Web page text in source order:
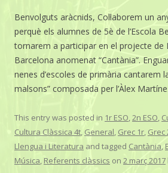
Benvolguts aràcnids, Col·laborem un
perquè els alumnes de 5è de l’Escola
tornarem a participar en el projecte de
Barcelona anomenat “Cantània”.
nenes d’escoles de primària cantarem
malsons” composada per l’Àlex
This entry was posted in 1r ESO,2n ESO,
Cultura Clàssica 4t, General, Grec 1r, Grec
Llengua i Literatura and tagged Cantània,
Música,Referents clàssics on 2 març 2017